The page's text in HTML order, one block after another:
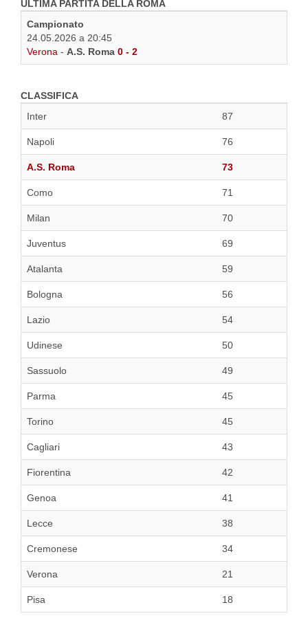
ULTIMA PARTITA DELLA ROMA
Campionato
24.05.2026 a 20:45
Verona - A.S. Roma 0 - 2
CLASSIFICA
Inter
87
Napoli 76
A.S. Roma 73
Como 71
Milan 70
Juventus 69
Atalanta 59
Bologna 56
Lazio 54
Udinese 50
Sassuolo 49
Parma 45
Torino 45
Cagliari 43
Fiorentina 42
Genoa 41
Lecce 38
Cremonese 34
Verona 21
Pisa 18